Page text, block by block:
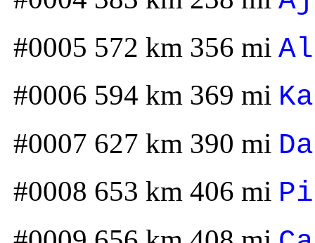
#0005 572 km 356 mi
#0006 594 km 369 mi
#0007 627 km 390 mi
#0008 653 km 406 mi